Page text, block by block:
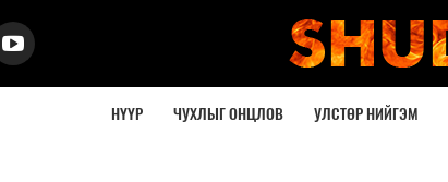
НҮҮР ЧУХЛЫГ ОНЦЛОВ УЛСТӨР НИЙГЭМ